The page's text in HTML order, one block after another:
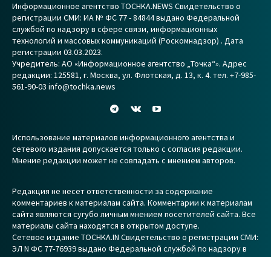
Информационное агентство TOCHKA.NEWS Свидетельство о
регистрации СМИ: ИА № ФС 77 - 84844 выдано Федеральной
службой по надзору в сфере связи, информационных
технологий и массовых коммуникаций (Роскомнадзор) . Дата
регистрации 03.03.2023.
Учредитель: АО «Информационное агентство „Точка“». Адрес
редакции: 125581, г. Москва, ул. Флотская, д. 13, к. 4. тел. +7-985-
561-90-03 info@tochka.news
Использование материалов информационного агентства и
сетевого издания допускается только с согласия редакции.
Мнение редакции может не совпадать с мнением авторов.
Редакция не несет ответственности за содержание
комментариев к материалам сайта. Комментарии к материалам
сайта являются сугубо личным мнением посетителей сайта. Все
материалы сайта находятся в открытом доступе.
Сетевое издание TOCHKA.IN Свидетельство о регистрации СМИ:
ЭЛ N ФС 77-76939 выдано Федеральной службой по надзору в